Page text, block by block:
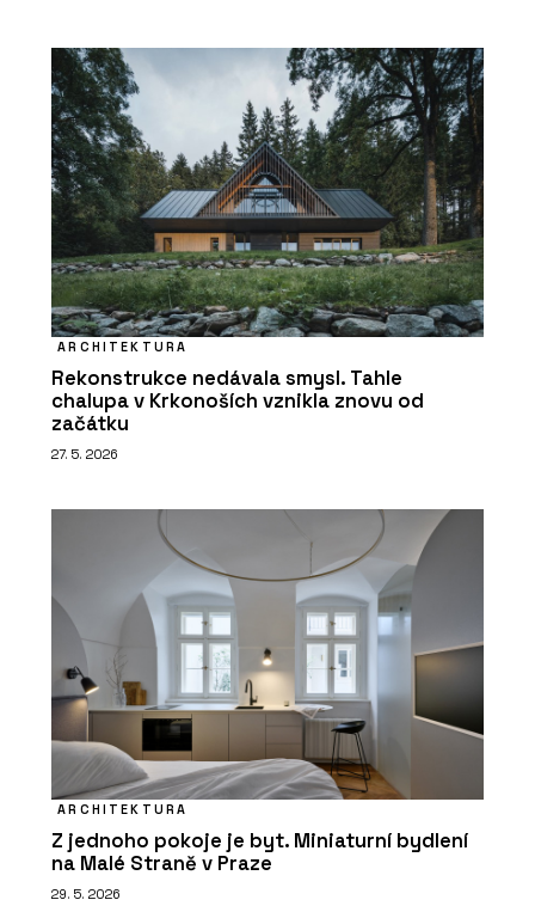
ARCHITEKTURA
Rekonstrukce nedávala smysl. Tahle
chalupa v Krkonoších vznikla znovu od
začátku
27. 5. 2026
ARCHITEKTURA
Z jednoho pokoje je byt. Miniaturní bydlení
na Malé Straně v Praze
29. 5. 2026